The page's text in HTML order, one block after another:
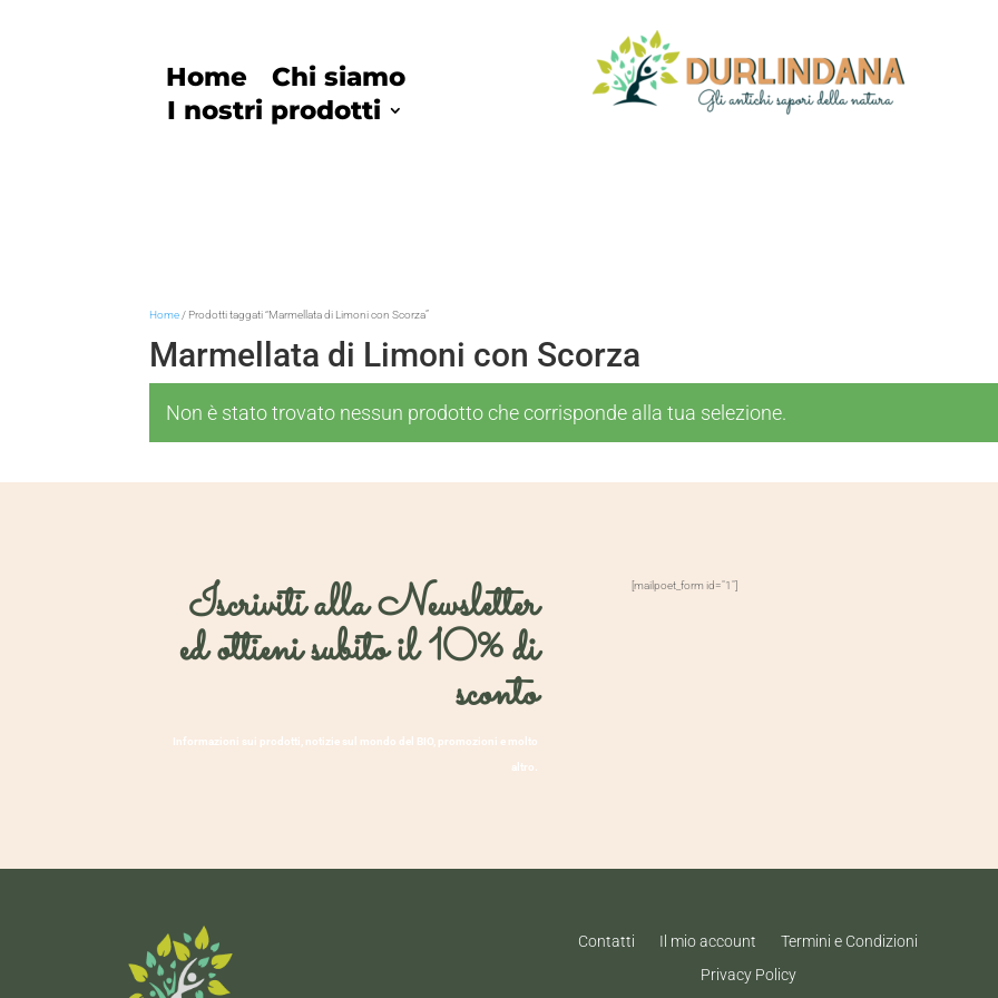
Home
Chi siamo
I nostri prodotti
Home / Prodotti taggati “Marmellata di Limoni con Scorza”
Marmellata di Limoni con Scorza
Non è stato trovato nessun prodotto che corrisponde alla tua selezione.
Iscriviti alla Newsletter
ed ottieni subito il 10% di
sconto
Informazioni sui prodotti, notizie sul mondo del BIO, promozioni e molto
altro.
[mailpoet_form id="1"]
Contatti Il mio account
Termini e Condizioni
Privacy Policy